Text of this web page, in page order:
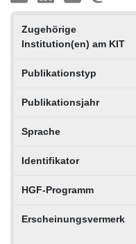
Zugehörige
Institution(en) am KIT
Publikationstyp
Publikationsjahr
Sprache
Identifikator
HGF-Programm
Erscheinungsvermerk